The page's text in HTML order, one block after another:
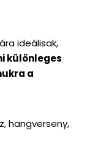
ideálisak,
különleges
a
hangverseny,